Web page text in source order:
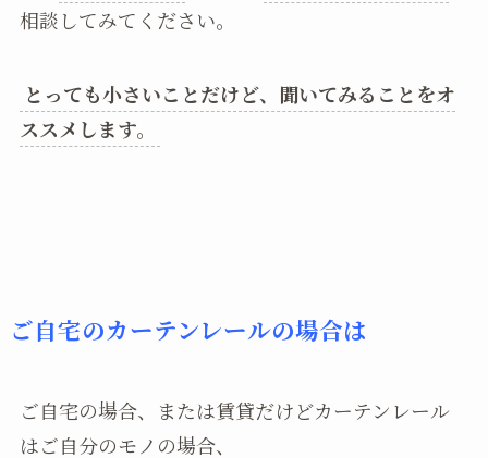
相談してみてください。
とっても小さいことだけど、聞いてみることをオ
ススメします。
ご自宅のカーテンレールの場合は
ご自宅の場合、または賃貸だけどカーテンレール
はご自分のモノの場合、